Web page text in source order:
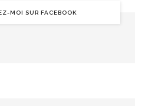
MOI SUR FACEBOOK